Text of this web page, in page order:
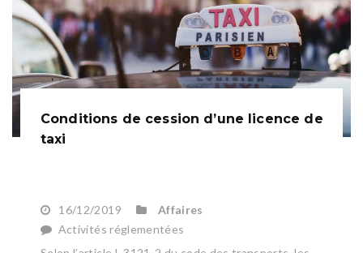
Conditions de cession d’une licence de
taxi
16/12/2019
Affaires
Activités réglementées